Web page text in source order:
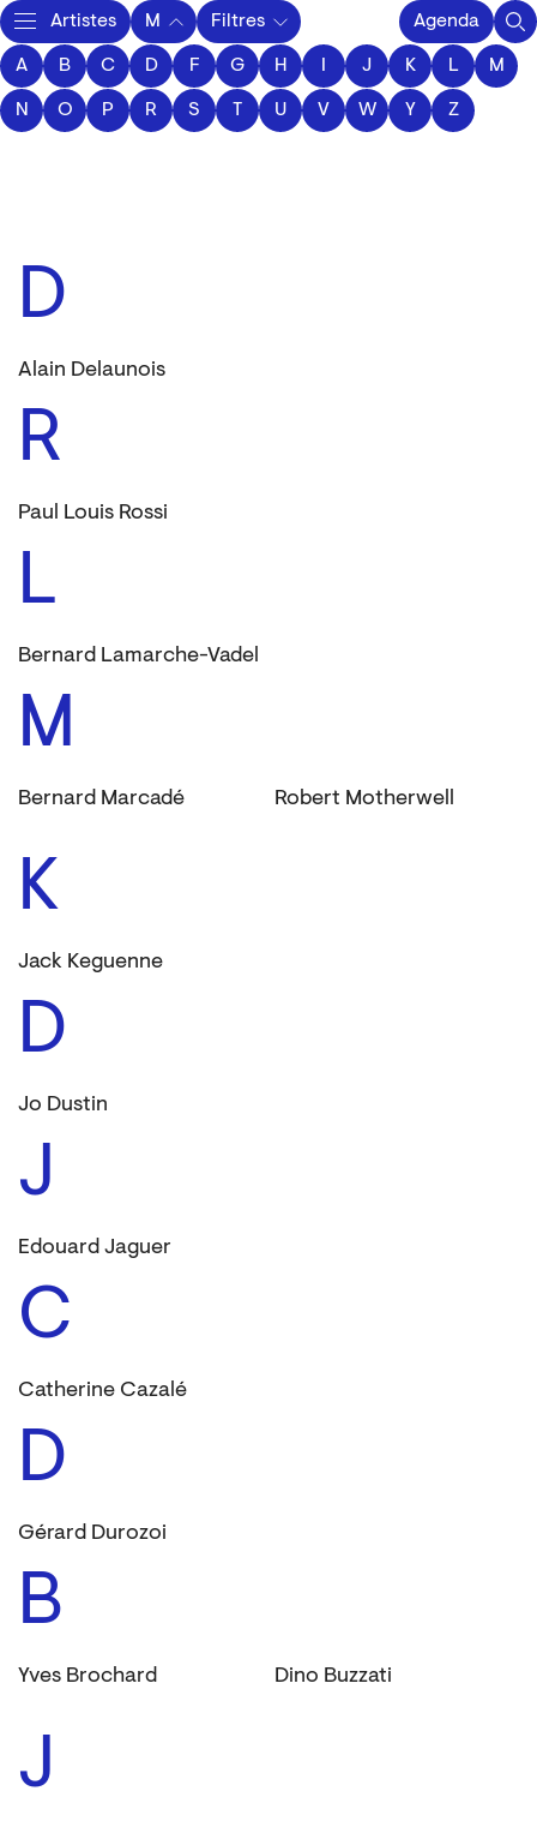
Artistes M
A B C D F G H J K L M
N O P R S T U V W Y Z
Filtres
Activity
Agenda
D
Alain Delaunois
R
Paul Louis Rossi
L
Bernard Lamarche-Vadel
M
Bernard Marcadé Robert Motherwell
K
Jack Keguenne
D
Jo Dustin
J
Edouard Jaguer
C
Catherine Cazalé
D
Gérard Durozoi
B
Yves Brochard Dino Buzzati
J